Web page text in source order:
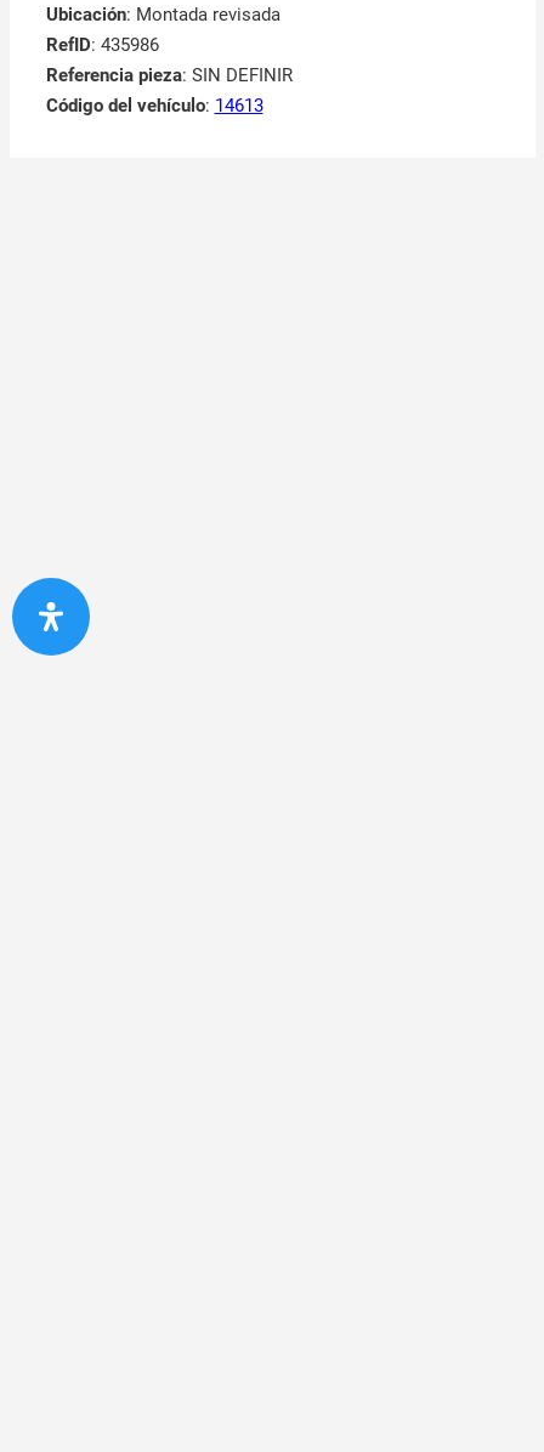
Ubicación: Montada revisada
RefID: 435986
Referencia pieza: SIN DEFINIR
Código del vehículo: 14613